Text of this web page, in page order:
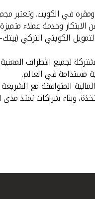
تأسس بيت التمويل الكويتي (بيتك)، المؤسسة المالية المدرجة
وخدمة عملاء متميزة.
وآسيا وأوروبا من خلال أكثر من 310 فروع
لجميع الأطراف
مستدامة في العالم.
المتوافقة مع الشريعة
وبناء شراكات تمتد مدى